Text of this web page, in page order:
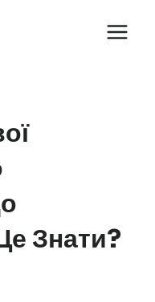
Знати?